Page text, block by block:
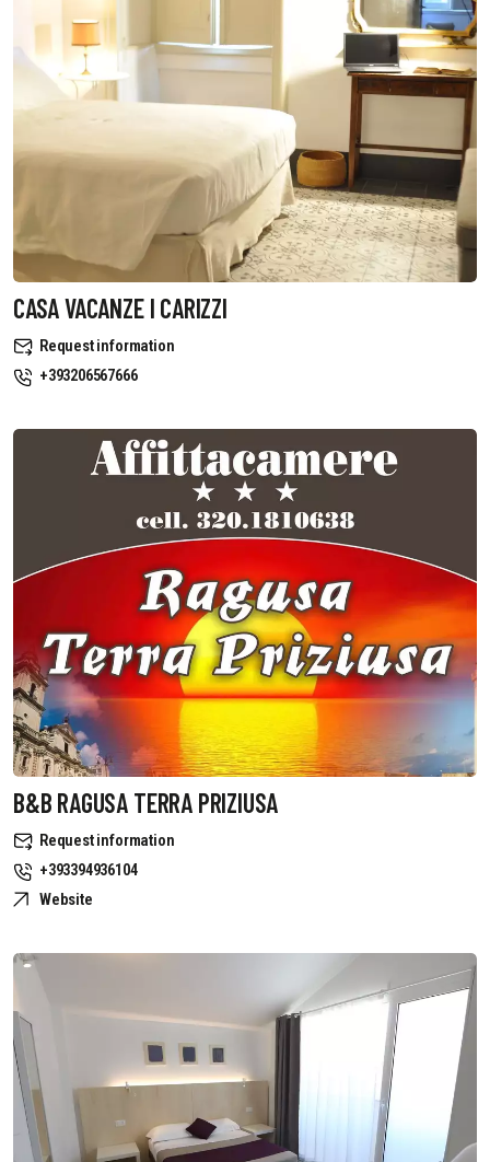
CASA VACANZE I CARIZZI
Request information
+393206567666
B&B RAGUSA TERRA PRIZIUSA
Request information
+393394936104
Website